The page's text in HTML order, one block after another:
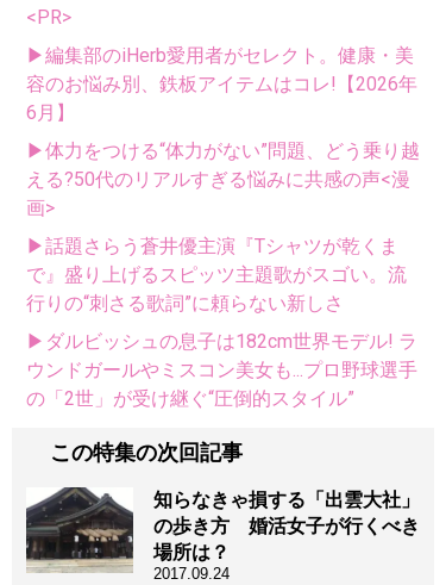
<PR>
▶編集部のiHerb愛用者がセレクト。健康・美
容のお悩み別、鉄板アイテムはコレ!【2026年
6月】
▶体力をつける“体力がない”問題、どう乗り越
える?50代のリアルすぎる悩みに共感の声<漫
画>
▶話題さらう蒼井優主演『Tシャツが乾くま
で』盛り上げるスピッツ主題歌がスゴい。流
行りの“刺さる歌詞”に頼らない新しさ
▶ダルビッシュの息子は182cm世界モデル! ラ
ウンドガールやミスコン美女も...プロ野球選手
の「2世」が受け継ぐ“圧倒的スタイル”
この特集の次回記事
知らなきゃ損する「出雲大社」
の歩き方 婚活女子が行くべき
場所は？
2017.09.24